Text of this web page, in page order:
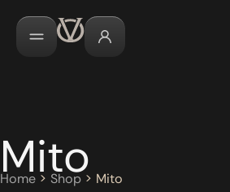
Mito
Home > Shop > Mito